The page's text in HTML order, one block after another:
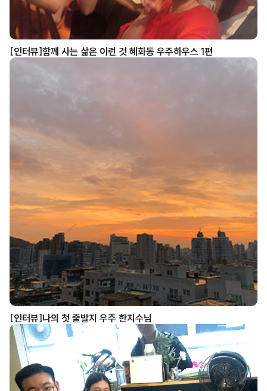
[인터뷰]함께 사는 삶은 이런 것 혜화동 우주하우스 1편
[인터뷰]나의 첫 출발지 우주 한지수님